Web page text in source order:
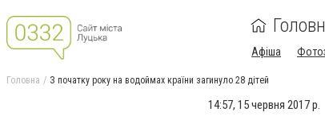
Афіша
Головна З початку року на водоймах країни загинуло 28 дітей
14:57, 15 червня 2017 р.